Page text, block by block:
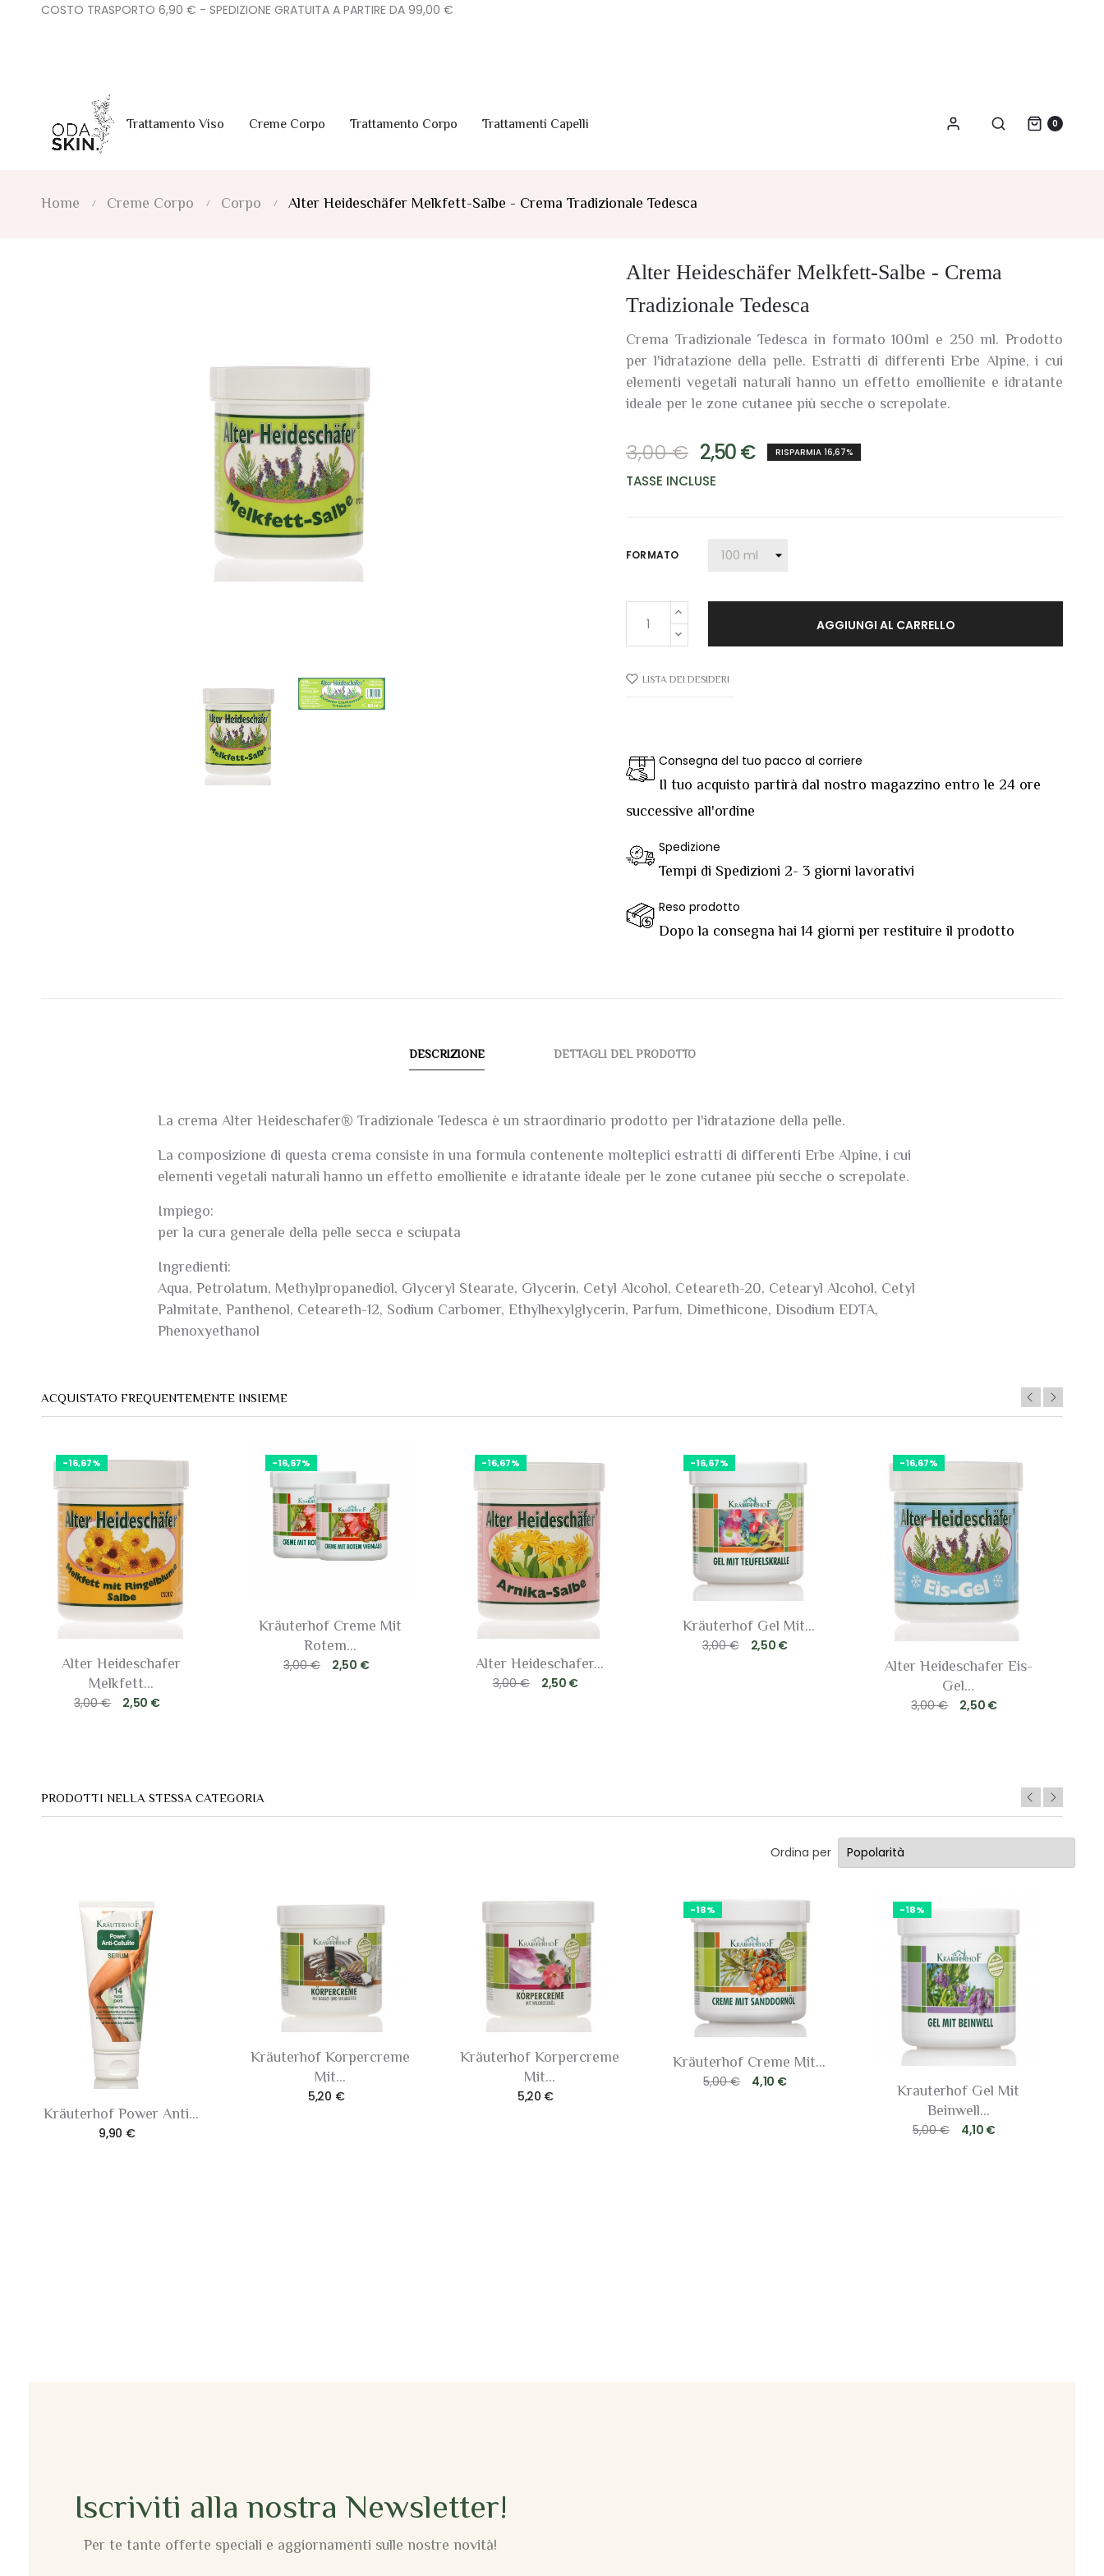
COSTO TRASPORTO 6,90 € - SPEDIZIONE GRATUITA A PARTIRE DA 99,00 €
Trattamento Viso Creme Corpo Trattamento Corpo Trattamenti Capelli 0
Home Creme Corpo Corpo Alter Heideschäfer Melkfett-Salbe - Crema Tradizionale Tedesca
Alter Heideschäfer Melkfett-Salbe - Crema
Tradizionale Tedesca
Crema Tradizionale Tedesca in formato 100ml e 250 ml. Prodotto
per l'idratazione della pelle. Estratti di differenti Erbe Alpine, i cui
elementi vegetali naturali hanno un effetto emollienite e idratante
ideale per le zone cutanee più secche o screpolate.
3,00 € 2,50 € RISPARMIA 16,67%
TASSE INCLUSE
FORMATO
AGGIUNGI AL CARRELLO
LISTA DEI DESIDERI
Consegna del tuo pacco al corriere
Il tuo acquisto partirà dal nostro magazzino entro le 24 ore
successive all'ordine
Spedizione
Tempi di Spedizioni 2- 3 giorni lavorativi
Reso prodotto
Dopo la consegna hai 14 giorni per restituire il prodotto
DESCRIZIONE DETTAGLI DEL PRODOTTO
La crema Alter Heideschafer® Tradizionale Tedesca è un straordinario prodotto per l'idratazione della pelle.
La composizione di questa crema consiste in una formula contenente molteplici estratti di differenti Erbe Alpine, i cui
elementi vegetali naturali hanno un effetto emollienite e idratante ideale per le zone cutanee più secche o screpolate.
Impiego:
per la cura generale della pelle secca e sciupata
Ingredienti:
Aqua, Petrolatum, Methylpropanediol, Glyceryl Stearate, Glycerin, Cetyl Alcohol, Ceteareth-20, Cetearyl Alcohol, Cetyl
Palmitate, Panthenol, Ceteareth-12, Sodium Carbomer, Ethylhexylglycerin, Parfum, Dimethicone, Disodium EDTA,
Phenoxyethanol
ACQUISTATO FREQUENTEMENTE INSIEME
-16,67%
Alter Heideschafer
Melkfett...
3,00 €
2,50 €
-16,67%
Kräuterhof Creme Mit
Rotem...
3,00 €
2,50 €
-16,67%
Alter Heideschafer...
3,00 €
2,50 €
-16,67%
Kräuterhof Gel Mit...
3,00 €
2,50 €
-16,67%
Alter Heideschafer Eis-
Gel...
3,00 €
2,50 €
PRODOTTI NELLA STESSA CATEGORIA
Ordina per
Kräuterhof Power Anti...
9,90 €
Kräuterhof Korpercreme
Mit...
5,20 €
Kräuterhof Korpercreme
Mit...
5,20 €
-18%
Kräuterhof Creme Mit...
5,00 €
4,10 €
-18%
Krauterhof Gel Mit
Beinwell...
5,00 €
4,10 €
Iscriviti alla nostra Newsletter!
Per te tante offerte speciali e aggiornamenti sulle nostre novità!